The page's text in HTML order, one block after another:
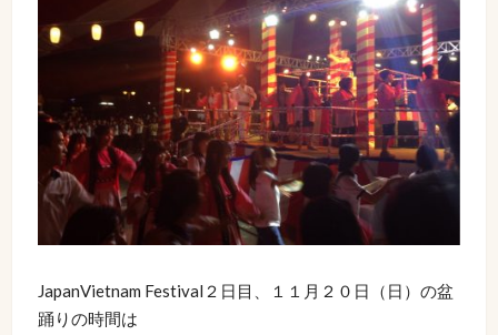
JapanVietnam Festival２日目、１１月２０日（日）の盆
踊りの時間は